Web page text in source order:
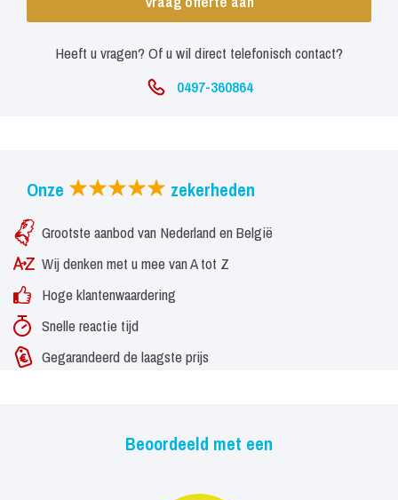
Heeft u vragen? Of u wil direct telefonisch contact?
0497-360864
Onze zekerheden
Grootste aanbod van Nederland en België
Wij denken met u mee van A tot Z
Hoge klantenwaardering
Snelle reactie tijd
Gegarandeerd de laagste prijs
Beoordeeld met een